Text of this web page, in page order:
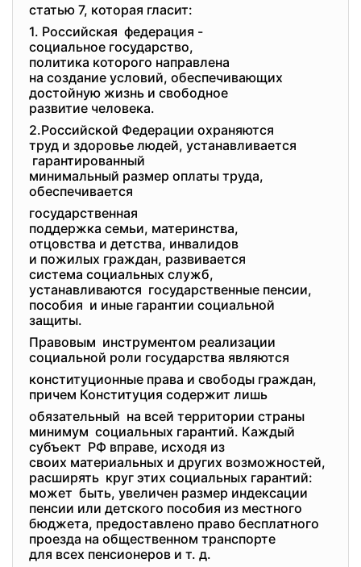
статью 7, которая гласит:
1. Российская федерация -
социальное государство,
политика которого направлена
на создание условий, обеспечивающих
достойную жизнь и свободное
развитие человека.
2.Российской Федерации охраняются
труд и здоровье людей, устанавливается
гарантированный
минимальный размер оплаты труда,
обеспечивается
государственная
поддержка семьи, материнства,
отцовства и детства, инвалидов
и пожилых граждан, развивается
система социальных служб,
устанавливаются государственные пенсии,
пособия и иные гарантии социальной
защиты.
Правовым инструментом реализации
социальной роли государства являются
конституционные права и свободы граждан,
причем Конституция содержит лишь
обязательный на всей территории страны
минимум социальных гарантий. Каждый
субъект РФ вправе, исходя из
своих материальных и других возможностей,
расширять круг этих социальных гарантий:
может быть, увеличен размер индексации
пенсии или детского пособия из местного
бюджета, предоставлено право бесплатного
проезда на общественном транспорте
для всех пенсионеров и т. д.